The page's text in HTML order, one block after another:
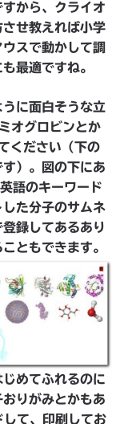
から、クライオ
せ教えれば小学
スで動かして調
最適ですね。
に面白そうな立
オグロビンとか
ください（下の
）。図の下にあ
語のキーワード
た分子のサムネ
録してあるあり
ともできます。
めてふれるのに
りがみとかもあ
て、印刷してお